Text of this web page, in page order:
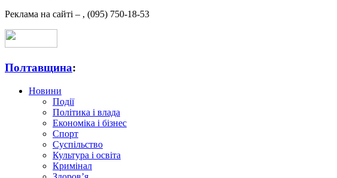
Реклама на сайті – , (095) 750-18-53
Полтавщина:
Новини
Події
Політика і влада
Економіка і бізнес
Спорт
Суспільство
Культура і освіта
Кримінал